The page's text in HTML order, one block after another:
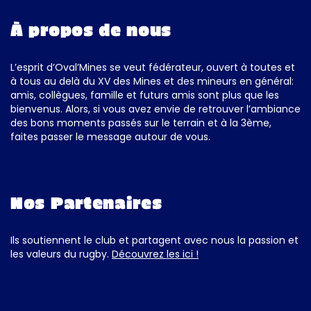
À propos de nous
L’esprit d’Oval’Mines se veut fédérateur, ouvert à toutes et
à tous au delà du XV des Mines et des mineurs en général:
amis, collègues, famille et futurs amis sont plus que les
bienvenus. Alors, si vous avez envie de retrouver l’ambiance
des bons moments passés sur le terrain et à la 3ème,
faites passer le message autour de vous.
Nos Partenaires
Ils soutiennent le club et partagent avec nous la passion et
les valeurs du rugby. Découvrez les ici !